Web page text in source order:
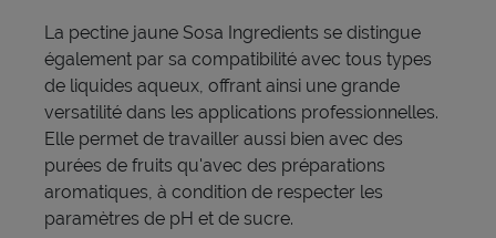
La pectine jaune Sosa Ingredients se distingue
également par sa compatibilité avec tous types
de liquides aqueux, offrant ainsi une grande
versatilité dans les applications professionnelles.
Elle permet de travailler aussi bien avec des
purées de fruits qu'avec des préparations
aromatiques, à condition de respecter les
paramètres de pH et de sucre.